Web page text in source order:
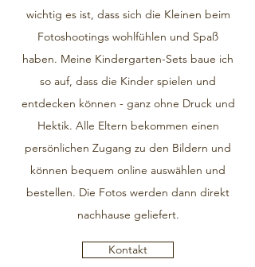
wichtig es ist, dass sich die Kleinen beim
Fotoshootings wohlfühlen und Spaß
haben. Meine Kindergarten-Sets baue ich
so auf, dass die Kinder spielen und
entdecken können - ganz ohne Druck und
Hektik. Alle Eltern bekommen einen
persönlichen Zugang zu den Bildern und
können bequem online auswählen und
bestellen. Die Fotos werden dann direkt
nachhause geliefert.
Kontakt